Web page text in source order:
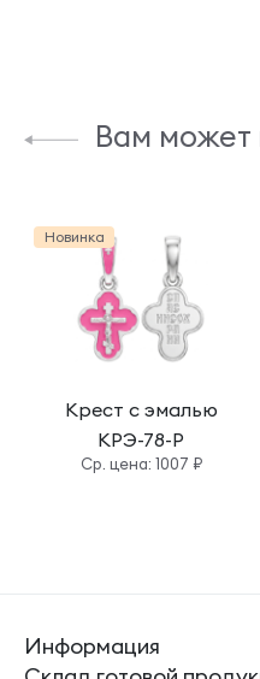
Вам может
Новинка
Крест с эмалью
КРЭ-78-Р
Cр. цена: 1007 ₽
Информация
Склад готовой
продукции